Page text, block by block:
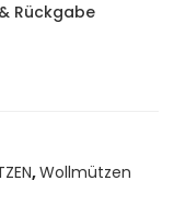
Rückgabe
,Wollmützen